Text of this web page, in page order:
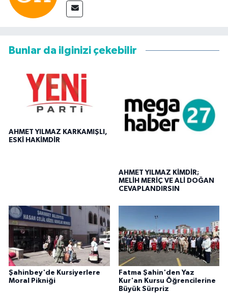
Bunlar da ilginizi çekebilir
AHMET YILMAZ KARKAMIŞLI,
ESKİ HAKİMDİR
AHMET YILMAZ KİMDİR;
MELİH MERİÇ VE ALİ DOĞAN
CEVAPLANDIRSIN
Şahinbey'de Kursiyerlere
Moral Pikniği
Fatma Şahin'den Yaz
Kur'an Kursu Öğrencilerine
Büyük Sürpriz